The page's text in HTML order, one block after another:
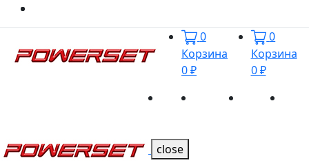
0
Корзина
0 ₽
0
Корзина
0 ₽
Акции Новинки
close